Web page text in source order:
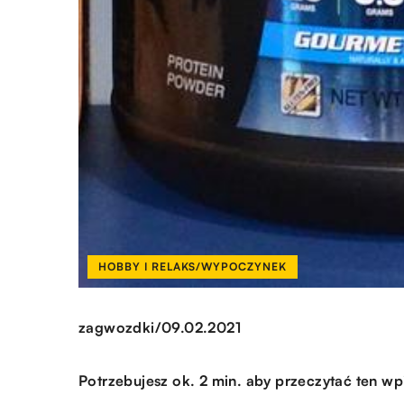
HOBBY I RELAKS/WYPOCZYNEK
zagwozdki/09.02.2021
Potrzebujesz ok. 2 min. aby przeczytać ten